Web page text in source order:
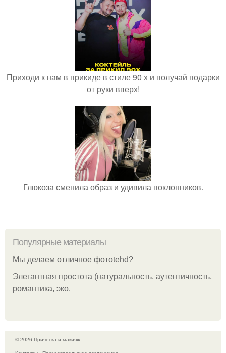
Приходи к нам в прикиде в стиле 90 х и получай подарки
от руки вверх!
Глюкоза сменила образ и удивила поклонников.
Популярные материалы
Мы делаем отличное фотоtehd?
Элегантная простота (натуральность, аутентичность,
романтика, эко.
© 2026 Прическа и макияж